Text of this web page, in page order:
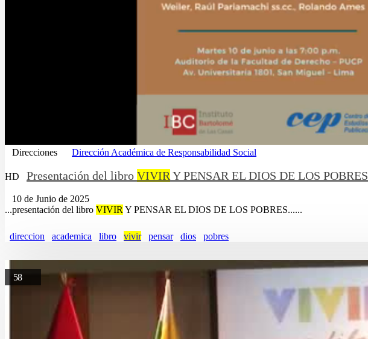
Direcciones Dirección Académica de Responsabilidad Social
HD Presentación del libro VIVIR Y PENSAR EL DIOS DE LOS POBRES
10 de Junio de 2025
...presentación del libro VIVIR Y PENSAR EL DIOS DE LOS POBRES......
direccion academica libro vivir pensar dios pobres
58